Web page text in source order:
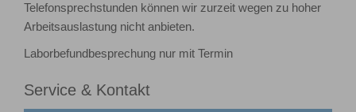
Telefonsprechstunden können wir zurzeit wegen zu hoher
Arbeitsauslastung nicht anbieten.
Laborbefundbesprechung nur mit Termin
Service & Kontakt